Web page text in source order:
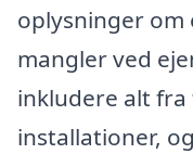
oplysninger om
mangler ved
inkludere alt
installationer,